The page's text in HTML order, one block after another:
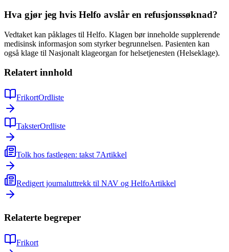
Hva gjør jeg hvis Helfo avslår en refusjonssøknad?
Vedtaket kan påklages til Helfo. Klagen bør inneholde supplerende
medisinsk informasjon som styrker begrunnelsen. Pasienten kan
også klage til Nasjonalt klageorgan for helsetjenesten (Helseklage).
Relatert innhold
FrikortOrdliste
TaksterOrdliste
Tolk hos fastlegen: takst 7Artikkel
Redigert journaluttrekk til NAV og HelfoArtikkel
Relaterte begreper
Frikort